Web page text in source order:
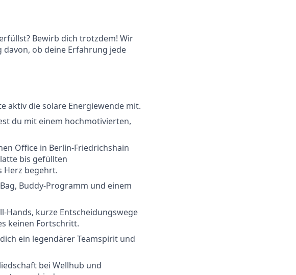
Bewirb dich trotzdem! Wir
ob deine Erfahrung jede
aktiv die solare Energiewende mit.
du mit einem hochmotivierten,
Office in Berlin-Friedrichshain
bis gefüllten
Herz begehrt.
Buddy-Programm und einem
Hands, kurze Entscheidungswege
keinen Fortschritt.
ein legendärer Teamspirit und
bei Wellhub und